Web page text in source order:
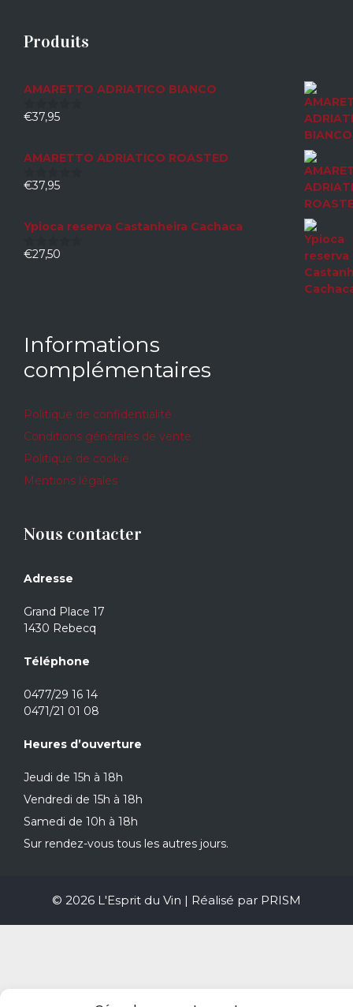
Produits
AMARETTO ADRIATICO BIANCO
0
€37,95
AMARETTO ADRIATICO ROASTED
0
€37,95
Ypioca reserva Castanheira Cachaca
0
€27,50
Informations
complémentaires
Politique de confidentialité
Conditions générales de vente
Politique de cookie
Mentions légales
Nous contacter
Adresse
Grand Place 17
1430 Rebecq
Téléphone
0477/29 16 14
0471/21 01 08
Heures d’ouverture
Jeudi de 15h à 18h
Vendredi de 15h à 18h
Samedi de 10h à 18h
Sur rendez-vous tous les autres jours.
© 2026 L'Esprit du Vin | Réalisé par PRISM